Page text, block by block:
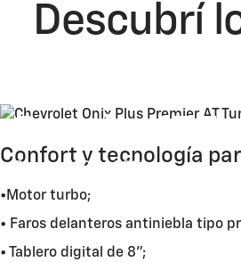
Descubrí
Desde: USD 21.990
Confort y tecnología
•Motor turbo;
• Faros delanteros antiniebla tipo
• Tablero digital de 8";